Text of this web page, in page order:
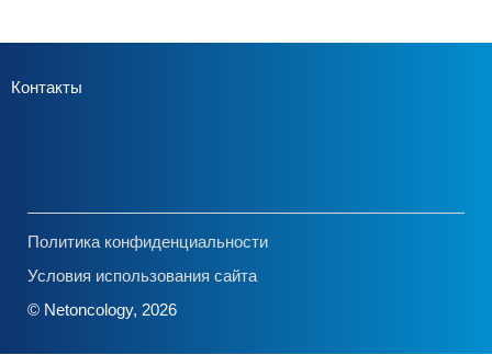
Контакты
Политика конфиденциальности
Условия использования сайта
© Netoncology, 2026